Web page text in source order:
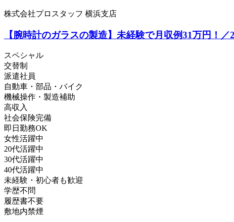
株式会社プロスタッフ 横浜支店
【腕時計のガラスの製造】未経験で月収例31万円！
スペシャル
交替制
派遣社員
自動車・部品・バイク
機械操作・製造補助
高収入
社会保険完備
即日勤務OK
女性活躍中
20代活躍中
30代活躍中
40代活躍中
未経験・初心者も歓迎
学歴不問
履歴書不要
敷地内禁煙